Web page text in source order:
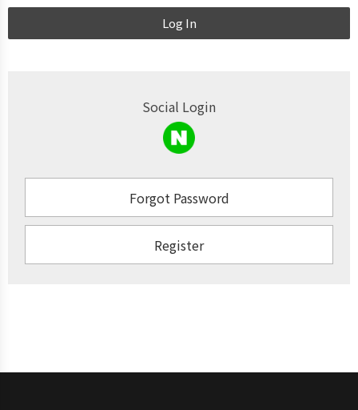
Log In
Social Login
Forgot Password
Register